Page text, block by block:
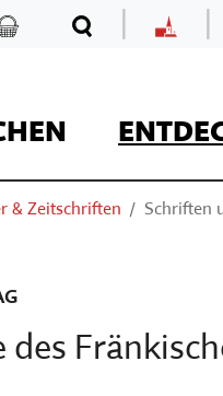
Kaufladen | |
& Zeitschriften Schriften